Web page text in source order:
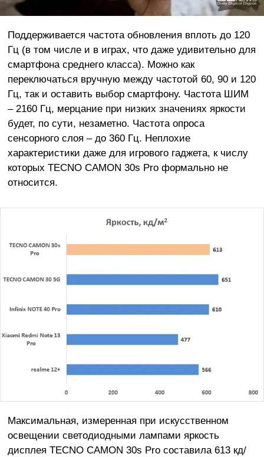
Поддерживается частота обновления вплоть до 120
Гц (в том числе и в играх, что даже удивительно для
смартфона среднего класса). Можно как
переключаться вручную между частотой 60, 90 и 120
Гц, так и оставить выбор смартфону. Частота ШИМ
– 2160 Гц, мерцание при низких значениях яркости
будет, по сути, незаметно. Частота опроса
сенсорного слоя – до 360 Гц. Неплохие
характеристики даже для игрового гаджета, к числу
которых TECNO CAMON 30s Pro формально не
относится.
Максимальная, измеренная при искусственном
освещении светодиодными лампами яркость
дисплея TECNO CAMON 30s Pro составила 613 кд/